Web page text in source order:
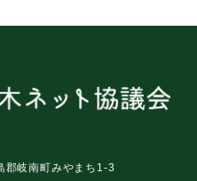
岐南町みやまち1-3